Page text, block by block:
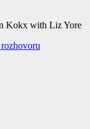
Kokx with Liz Yore